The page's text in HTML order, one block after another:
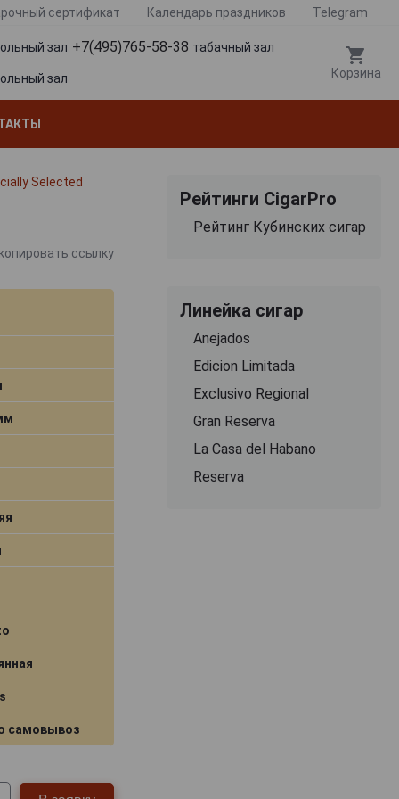
сертификат Календарь праздников Telegram
зал +7(495)765-58-38 табачный зал
зал Корзина
Selected
ссылку
самовывоз
Рейтинги CigarPro
Рейтинг Кубинских сигар
Линейка сигар
Anejados
Edicion Limitada
Exclusivo Regional
Gran Reserva
La Casa del Habano
Reserva